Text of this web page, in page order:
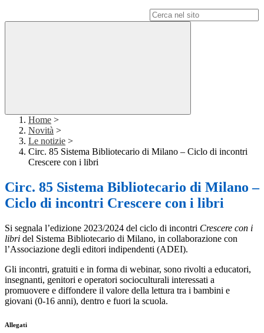
Home >
Novità >
Le notizie >
Circ. 85 Sistema Bibliotecario di Milano – Ciclo di incontri
Crescere con i libri
Circ. 85 Sistema Bibliotecario di Milano –
Ciclo di incontri Crescere con i libri
Si segnala l’edizione 2023/2024 del ciclo di incontri Crescere con i
libri del Sistema Bibliotecario di Milano, in collaborazione con
l’Associazione degli editori indipendenti (ADEI).
Gli incontri, gratuiti e in forma di webinar, sono rivolti a educatori,
insegnanti, genitori e operatori socioculturali interessati a
promuovere e diffondere il valore della lettura tra i bambini e
giovani (0-16 anni), dentro e fuori la scuola.
Allegati